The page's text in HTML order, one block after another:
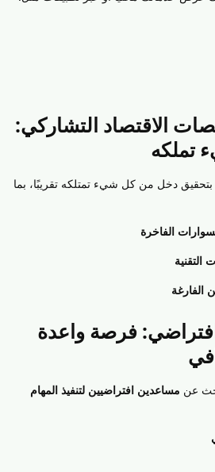
الاقتصاد التشاركي:
تملكه
دخل من كل شيء تمتلكه تقريبًا، بما
الفاخرة
التقنية
الفارغة
فرصة واعدة
عن مساعدين افتراضيين لتنفيذ المهام